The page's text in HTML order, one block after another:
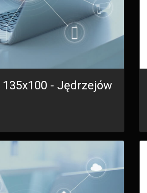
135x100 - Jędrzejów